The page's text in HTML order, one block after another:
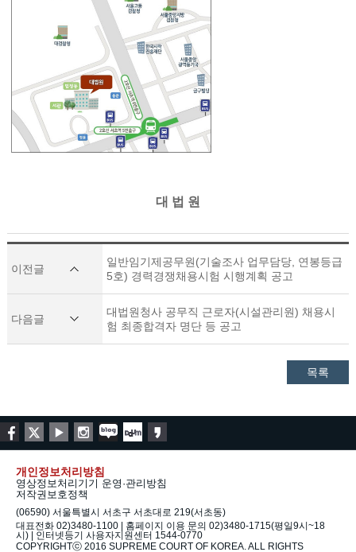
대 법 원
이전글
일반임기제공무원(기술조사 업무담당, 연봉등급
5호) 경력경쟁채용시험 시행계획 공고
다음글
대법원청사 공무직 근로자(시설관리원) 채용시
험 최종합격자 명단 등 공고
목록
개인정보처리방침
영상정보처리기기 운영·관리방침
저작권보호정책
(06590) 서울특별시 서초구 서초대로 219(서초동)
대표전화 02)3480-1100 | 홈페이지 이용 문의 02)3480-1715(평일9시~18
시) | 인터넷등기 사용자지원센터 1544-0770
COPYRIGHTⓒ 2016 SUPREME COURT OF KOREA. ALL RIGHTS